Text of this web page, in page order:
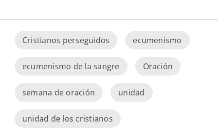
Cristianos perseguidos ecumenismo
ecumenismo de la sangre Oración
semana de oración unidad
unidad de los cristianos